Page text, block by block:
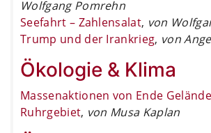
Wolfgang Pomrehn
Seefahrt – Zahlensalat, von
Trump und der Irankrieg, von
Ökologie & Klima
Massenaktionen von Ende
Ruhrgebiet, von Musa Kaplan